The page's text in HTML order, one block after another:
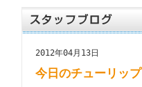
2012年04月13日
今日のチューリップ